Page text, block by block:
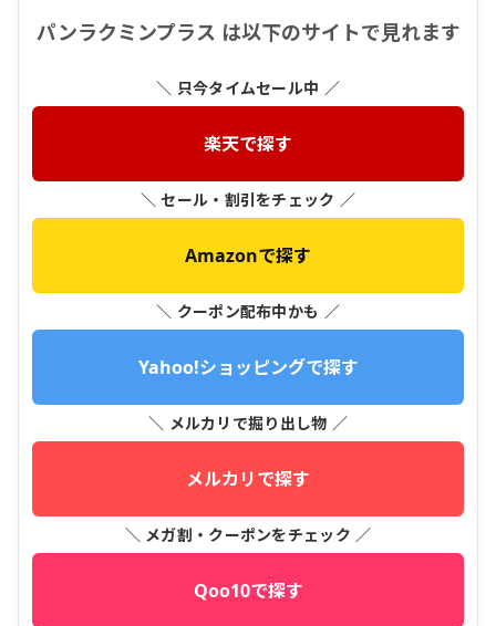
パンラクミンプラス は以下のサイトで見れます
＼ 只今タイムセール中 ／
楽天で探す
＼ セール・割引をチェック ／
Amazonで探す
＼ クーポン配布中かも ／
Yahoo!ショッピングで探す
＼ メルカリで掘り出し物 ／
メルカリで探す
＼ メガ割・クーポンをチェック ／
Qoo10で探す